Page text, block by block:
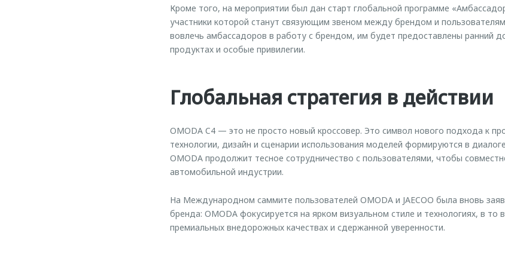
Кроме того, на мероприятии был дан старт глобальной программе
участники которой станут связующим звеном между брендом и
вовлечь амбассадоров в работу с брендом, им будет предоставлены ранний
продуктах и особые привилегии.
Глобальная стратегия в действии
OMODA C4 — это не просто новый кроссовер. Это символ нового подхода к
технологии, дизайн и сценарии использования моделей формируются в
OMODA продолжит тесное сотрудничество с пользователями, чтобы
автомобильной индустрии.
На Международном саммите пользователей OMODA и JAECOO была вновь
бренда: OMODA фокусируется на ярком визуальном стиле и технологиях, в то
премиальных внедорожных качествах и сдержанной уверенности.